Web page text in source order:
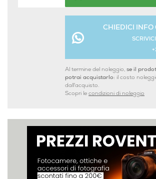
CHIEDICI INFO
Al termine del noleggio, se il
potrai acquistarlo: il costo
dall'acquisto.
Scopri le condizioni di noleggio